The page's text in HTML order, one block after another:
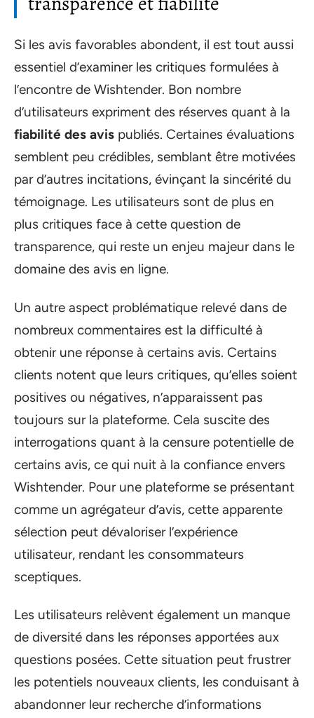
Si les avis favorables abondent, il est tout aussi
essentiel d’examiner les critiques formulées à
l’encontre de Wishtender. Bon nombre
d’utilisateurs expriment des réserves quant à la
fiabilité des avis publiés. Certaines évaluations
semblent peu crédibles, semblant être motivées
par d’autres incitations, évinçant la sincérité du
témoignage. Les utilisateurs sont de plus en
plus critiques face à cette question de
transparence, qui reste un enjeu majeur dans le
domaine des avis en ligne.
Un autre aspect problématique relevé dans de
nombreux commentaires est la difficulté à
obtenir une réponse à certains avis. Certains
clients notent que leurs critiques, qu’elles soient
positives ou négatives, n’apparaissent pas
toujours sur la plateforme. Cela suscite des
interrogations quant à la censure potentielle de
certains avis, ce qui nuit à la confiance envers
Wishtender. Pour une plateforme se présentant
comme un agrégateur d’avis, cette apparente
sélection peut dévaloriser l’expérience
utilisateur, rendant les consommateurs
sceptiques.
Les utilisateurs relèvent également un manque
de diversité dans les réponses apportées aux
questions posées. Cette situation peut frustrer
les potentiels nouveaux clients, les conduisant à
abandonner leur recherche d’informations